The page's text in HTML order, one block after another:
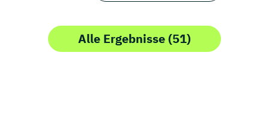
Alle Ergebnisse (51)